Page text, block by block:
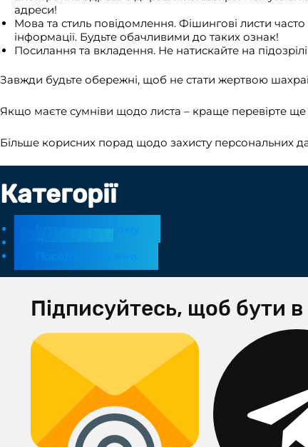
адреси!
Мова та стиль повідомлення. Фішингові листи
інформації. Будьте обачливими до таких ознак!
Посилання та вкладення. Не натискайте на
Завжди будьте обережні, щоб не стати жертвою
Якщо маєте сумніви щодо листа – краще перевірте
Більше корисних порад щодо захисту персональних
Категорії
Інтернет для Дому
Лайфхаки
Поради з безпеки
Підписуйтесь, щоб бути в